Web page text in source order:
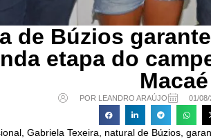
de Búzios
etapa do
Macaé
POR LEANDRO ARAÚJO 01/
Gabriela Texeira, natural de Búzios,